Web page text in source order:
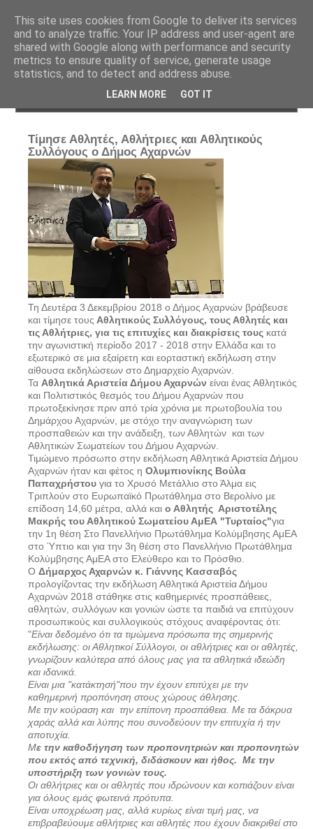
Αρχική Δημοτικό Συμβούλιο (Live)
Επικοινωνία
Ημερολόγιο Εκδηλώσεων
Τίμησε Αθλητές, Αθλήτριες και Αθλητικούς
Συλλόγους ο Δήμος Αχαρνών
Τη Δευτέρα 3 Δεκεμβρίου 2018 ο Δήμος Αχαρνών βράβευσε
και τίμησε τους Αθλητικούς Συλλόγους, τους Αθλητές και
τις Αθλήτριες, για τις επιτυχίες και διακρίσεις τους κατά
την αγωνιστική περίοδο 2017 - 2018 στην Ελλάδα και το
εξωτερικό σε μια εξαίρετη και εορταστική εκδήλωση στην
αίθουσα εκδηλώσεων στο Δημαρχείο Αχαρνών.
Τα Αθλητικά Αριστεία Δήμου Αχαρνών είναι ένας Αθλητικός
και Πολιτιστικός θεσμός του Δήμου Αχαρνών που
πρωτοξεκίνησε πριν από τρία χρόνια με πρωτοβουλία του
Δημάρχου Αχαρνών, με στόχο την αναγνώριση των
προσπαθειών και την ανάδειξη, των Αθλητών και των
Αθλητικών Σωματείων του Δήμου Αχαρνών.
Τιμώμενο πρόσωπο στην εκδήλωση Αθλητικά Αριστεία Δήμου
Αχαρνών ήταν και φέτος η Ολυμπιονίκης Βούλα
Παπαχρήστου για το Χρυσό Μετάλλιο στο Άλμα εις
Τριπλούν στο Ευρωπαϊκό Πρωτάθλημα στο Βερολίνο με
επίδοση 14,60 μέτρα, αλλά και ο Αθλητής Αριστοτέλης
Μακρής του Αθλητικού Σωματείου ΑμΕΑ "Τυρταίος"για
την 1η θέση Στο Πανελλήνιο Πρωτάθλημα Κολύμβησης ΑμΕΑ
στο Ύπτιο και για την 3η θέση στο Πανελλήνιο Πρωτάθλημα
Κολύμβησης ΑμΕΑ στο Ελεύθερο και το Πρόσθιο.
Ο Δήμαρχος Αχαρνών κ. Γιάννης Κασσαβός
προλογίζοντας την εκδήλωση Αθλητικά Αριστεία Δήμου
Αχαρνών 2018 στάθηκε στις καθημερινές προσπάθειες,
αθλητών, συλλόγων και γονιών ώστε τα παιδιά να επιτύχουν
προσωπικούς και συλλογικούς στόχους αναφέροντας ότι:
"Είναι δεδομένο ότι τα τιμώμενα πρόσωπα της σημερινής
εκδήλωσης: οι Αθλητικοί Σύλλογοι, οι αθλήτριες και οι αθλητές,
γνωρίζουν καλύτερα από όλους μας για τα αθλητικά ιδεώδη
και ιδανικά.
Είναι μια "κατάκτησή"που την έχουν επιτύχει με την
καθημερινή προπόνηση στους χώρους άθλησης.
Με την κούραση και την επίπονη προσπάθεια. Με τα δάκρυα
χαράς αλλά και λύπης που συνοδεύουν την επιτυχία ή την
αποτυχία.
Με την καθοδήγηση των προπονητριών και προπονητών
που εκτός από τεχνική, διδάσκουν και ήθος. Με την
υποστήριξη των γονιών τους.
Οι αθλήτριες και οι αθλητές που ιδρώνουν και κοπιάζουν είναι
για όλους εμάς φωτεινά πρότυπα.
Είναι υποχρέωση μας, αλλά κυρίως είναι τιμή μας, να
επιβραβεύουμε αθλήτριες και αθλητές που έχουν διακριθεί στο
This site uses cookies from Google to deliver its services
and to analyze traffic. Your IP address and user-agent are
shared with Google along with performance and security
metrics to ensure quality of service, generate usage
statistics, and to detect and address abuse.
LEARN MORE GOT IT